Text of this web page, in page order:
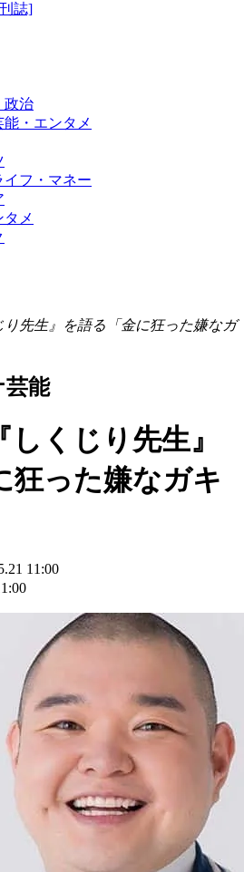
政治
能・エンタメ
イフ・マネー
メ
先生』を語る「金に狂った嫌なガ
芸能
くじり先生』
狂った嫌なガキ
11:00